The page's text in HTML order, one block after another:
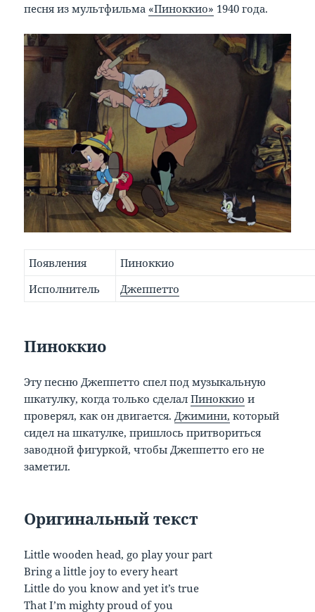
песня из мультфильма «Пиноккио» 1940 года.
Появления
Пиноккио
Исполнитель
Джеппетто
Пиноккио
Эту песню Джеппетто спел под музыкальную
шкатулку, когда только сделалПиноккио и
проверял, как он двигается. Джимини, который
сидел на шкатулке, пришлось притвориться
заводной фигуркой, чтобы Джеппетто его не
заметил.
Оригинальный текст
Little wooden head, go play your part
Bring a little joy to every heart
Little do you know and yet it’s true
That I’m mighty proud of you